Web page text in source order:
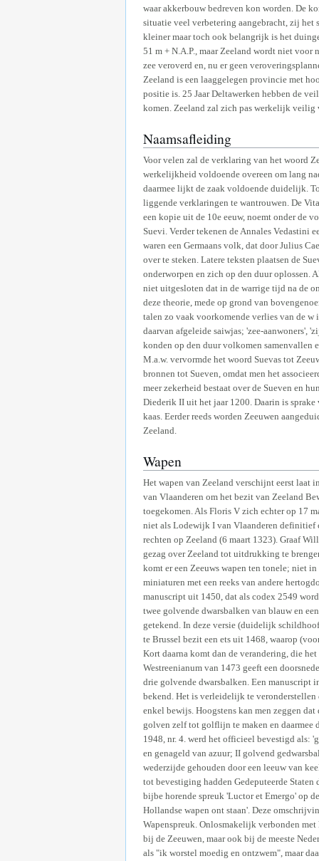
waar akkerbouw bedreven kon worden. De
situatie veel verbetering aangebracht, zij
kleiner maar toch ook belangrijk is het
51 m + N.A.P., maar Zeeland wordt niet
zee veroverd en, nu er geen
Zeeland is een laaggelegen provincie met
positie is. 25 Jaar Deltawerken hebben de
komen. Zeeland zal zich pas werkelijk
Naamsafleiding
Voor velen zal de verklaring van het woord
werkelijkheid voldoende overeen om lang
daarmee lijkt de zaak voldoende duidelijk.
liggende verklaringen te wantrouwen. De
een kopie uit de 10e eeuw, noemt onder de
Suevi. Verder tekenen de Annales Vedastini
waren een Germaans volk, dat door Julius
over te steken. Latere teksten plaatsen de
onderworpen en zich op den duur oplossen.
niet uitgesloten dat in de warrige tijd na de
deze theorie, mede op grond van
talen zo vaak voorkomende verlies van de w
daarvan afgeleide saiwjas; 'zee-aanwoners',
konden op den duur volkomen samenvallen
M.a.w. vervormde het woord Suevas tot
bronnen tot Sueven, omdat men het
meer zekerheid bestaat over de Sueven en
Diederik II uit het jaar 1200. Daarin is sprake
kaas. Eerder reeds worden Zeeuwen
Zeeland.
Wapen
Het wapen van Zeeland verschijnt eerst laat
van Vlaanderen om het bezit van Zeeland
toegekomen. Als Floris V zich echter op 17
niet als Lodewijk I van Vlaanderen definitief
rechten op Zeeland (6 maart 1323). Graaf
gezag over Zeeland tot uitdrukking te
komt er een Zeeuws wapen ten tonele; niet
miniaturen met een reeks van andere
manuscript uit 1450, dat als codex 2549
twee golvende dwarsbalken van blauw en
getekend. In deze versie (duidelijk
te Brussel bezit een ets uit 1468, waarop
Kort daarna komt dan de verandering, die
Westreenianum van 1473 geeft een
drie golvende dwarsbalken. Een manuscript
bekend. Het is verleidelijk te veronderstellen
enkel bewijs. Hoogstens kan men zeggen
golven zelf tot golflijn te maken en daarmee
1948, nr. 4. werd het officieel bevestigd als:
en genageld van azuur; II golvend
wederzijde gehouden door een leeuw van
tot bevestiging hadden Gedeputeerde
bijbe horende spreuk 'Luctor et Emergo' op
Hollandse wapen ont staan'. Deze
Wapenspreuk. Onlosmakelijk verbonden
bij de Zeeuwen, maar ook bij de meeste
als "ik worstel moedig en ontzwem", maar